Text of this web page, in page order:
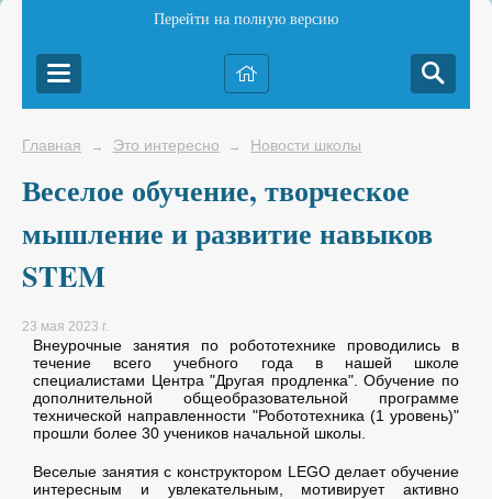
Перейти на полную версию
Главная → Это интересно → Новости школы
Веселое обучение, творческое
мышление и развитие навыков
STEM
23 мая 2023 г.
Внеурочные занятия по робототехнике проводились в
течение всего учебного года в нашей школе
специалистами Центра "Другая продленка". Обучение по
дополнительной общеобразовательной программе
технической направленности "Робототехника (1 уровень)"
прошли более 30 учеников начальной школы.
Веселые занятия с конструктором LEGO делает обучение
интересным и увлекательным, мотивирует активно